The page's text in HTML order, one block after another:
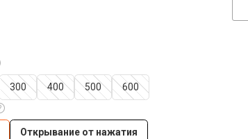
300 400 500
600
Открывание от нажатия